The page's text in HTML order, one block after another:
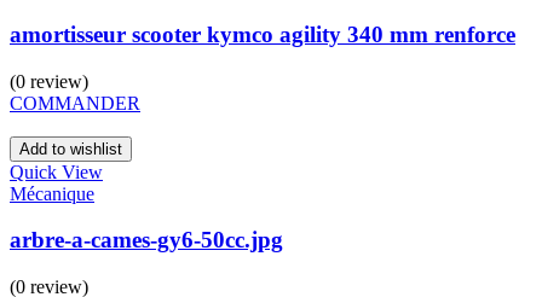
amortisseur scooter kymco agility 340 mm renforce
(0 review)
COMMANDER
Add to wishlist
Quick View
Mécanique
arbre-a-cames-gy6-50cc.jpg
(0 review)